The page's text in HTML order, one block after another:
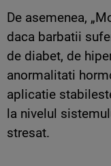
De asemenea,
daca barbatii
de diabet, de
anormalitati
aplicatie
la nivelul
stresat.